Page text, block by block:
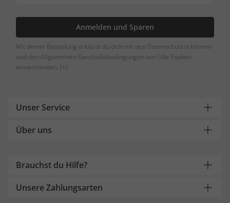
Anmelden und Sparen
Mit deiner Bestellung erklärst du dich mit den Datenschutzrichtlinien
und den Allgemeinen Geschäftsbedingungen von Ulla Popken
einverstanden. [+]
Unser Service
Über uns
Brauchst du Hilfe?
Unsere Zahlungsarten